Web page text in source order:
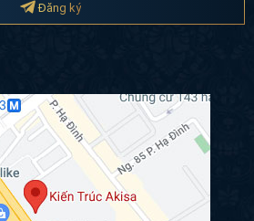
Đăng ký